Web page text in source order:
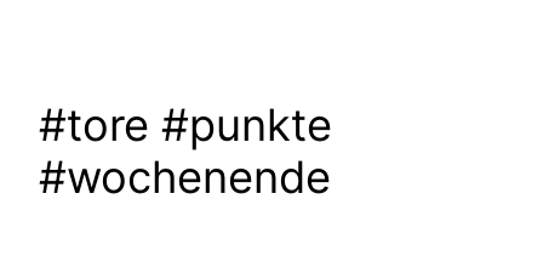
#tore #punkte
#wochenende